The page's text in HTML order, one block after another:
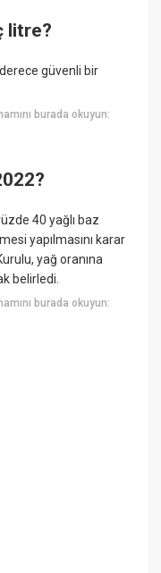
litre?
güvenli bir
burada okuyun:
40 yağlı baz
yapılmasını karar
yağ oranına
belirledi.
burada okuyun: